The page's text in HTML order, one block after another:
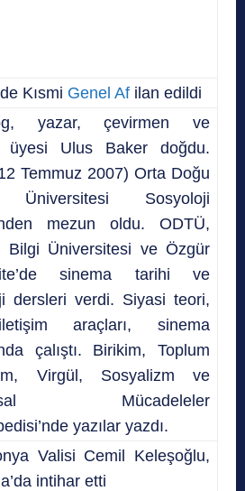
Kısmi Genel Af ilan edildi
yazar, çevirmen ve
üyesi Ulus Baker doğdu.
Temmuz 2007) Orta Doğu
Üniversitesi Sosyoloji
mezun oldu. ODTÜ,
Bilgi Üniversitesi ve Özgür
sinema tarihi ve
dersleri verdi. Siyasi teori,
araçları, sinema
çalıştı. Birikim, Toplum
Virgül, Sosyalizm ve
Mücadeleler
yazılar yazdı.
Valisi Cemil Keleşoğlu,
intihar etti